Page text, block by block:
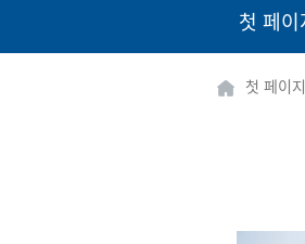
첫 페이
첫 페이지